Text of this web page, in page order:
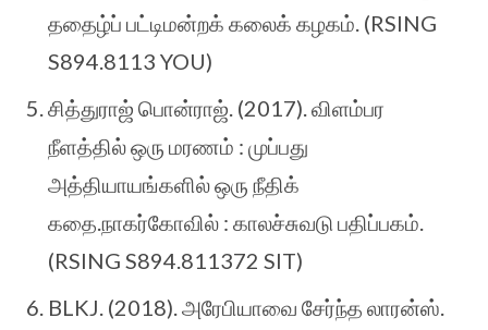
ததைழ்ப் பட்டிமன்றக் கலைக் கழகம். (RSING
S894.8113 YOU)
சித்துராஜ் பொன்ராஜ். (2017). விளம்பர
நீளத்தில் ஒரு மரணம் : முப்பது
அத்தியாயங்களில் ஒரு நீதிக்
கதை.நாகர்கோவில் : காலச்சுவடு பதிப்பகம்.
(RSING S894.811372 SIT)
BLKJ. (2018). அரேபியாவை சேர்ந்த லாரன்ஸ்.